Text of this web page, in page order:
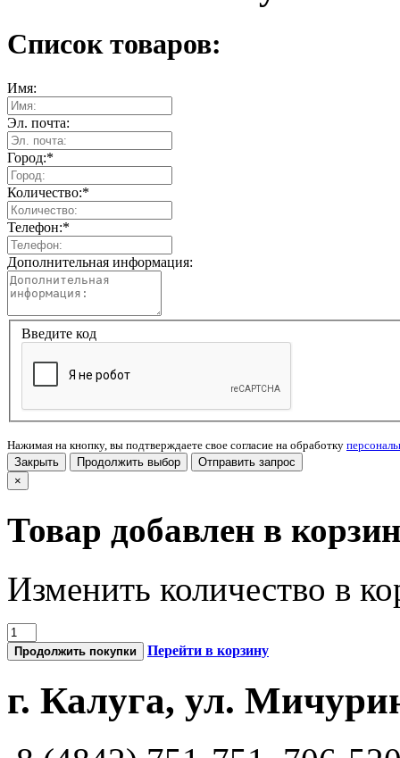
Список товаров:
Имя:
Эл. почта:
Город:*
Количество:*
Телефон:*
Дополнительная информация:
Введите код
Нажимая на кнопку, вы подтверждаете свое согласие на обработку
Закрыть
Продолжить выбор
Отправить запрос
×
Товар добавлен в
Изменить количество в
Продолжить покупки Перейти в корзину
г. Калуга, ул.